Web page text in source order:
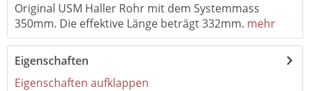
Original USM Haller Rohr mit dem Systemmass
350mm. Die effektive Länge beträgt 332mm. mehr
Eigenschaften
Eigenschaften aufklappen